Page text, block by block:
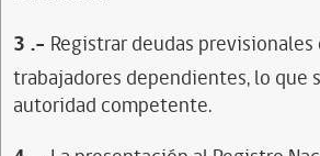
3 .- Registrar deudas
trabajadores dependientes, lo
autoridad competente.